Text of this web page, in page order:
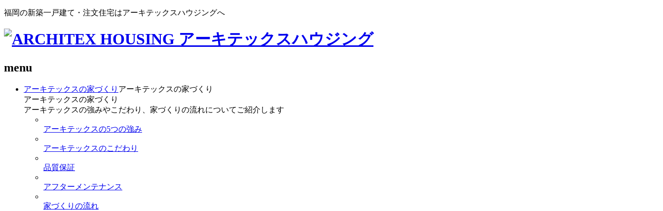
福岡の新築一戸建て・注文住宅はアーキテックスハウジングへ
menu
アーキテックスの家づくり アーキテックスの家づくり
アーキテックスの家づくり
アーキテックスの強みやこだわり、家づくりの流れについてご紹介します
アーキテックスの5つの強み
アーキテックスのこだわり
品質保証
アフターメンテナンス
家づくりの流れ